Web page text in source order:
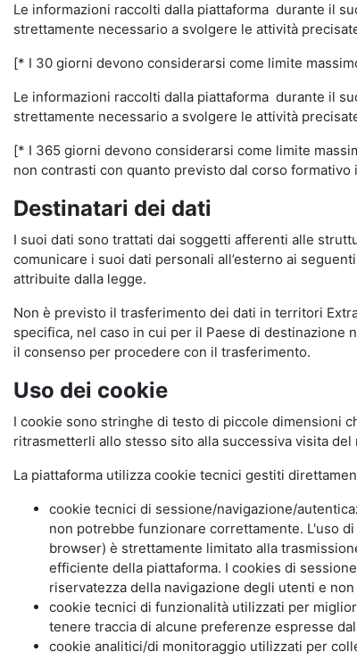
Le informazioni raccolti dalla piattaforma durante il
strettamente necessario a svolgere le attività
[* I 30 giorni devono considerarsi come limite
Le informazioni raccolti dalla piattaforma durante il
strettamente necessario a svolgere le attività
[* I 365 giorni devono considerarsi come limite
non contrasti con quanto previsto dal corso
Destinatari dei dati
I suoi dati sono trattati dai soggetti afferenti alle
comunicare i suoi dati personali all’esterno ai
attribuite dalla legge.
Non è previsto il trasferimento dei dati in territori
specifica, nel caso in cui per il Paese di destinazione
il consenso per procedere con il trasferimento.
Uso dei cookie
I cookie sono stringhe di testo di piccole dimensioni
ritrasmetterli allo stesso sito alla successiva visita del
La piattaforma utilizza cookie tecnici gestiti
cookie tecnici di sessione/navigazione/
non potrebbe funzionare correttamente. L'uso
browser) è strettamente limitato alla
efficiente della piattaforma. I cookies di
riservatezza della navigazione degli utenti e
cookie tecnici di funzionalità utilizzati per
tenere traccia di alcune preferenze espresse
cookie analitici/di monitoraggio utilizzati per